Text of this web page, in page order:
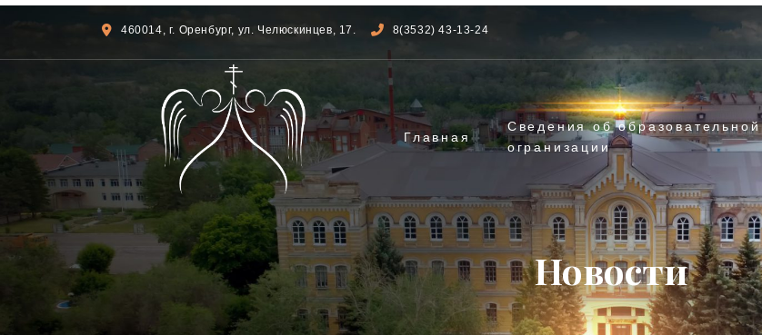
460014, г. Оренбург, ул. Челюскинцев, 17. 8(3532) 43-13-24
Главная
Сведения об образовательной
огранизации
Новости